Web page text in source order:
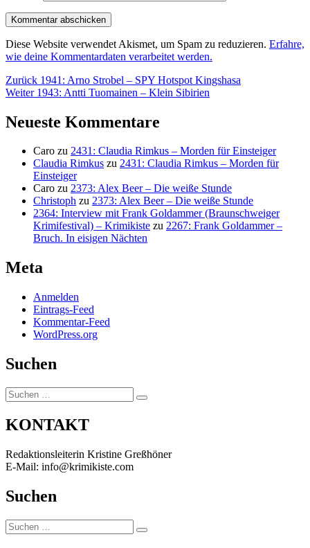
Diese Website verwendet Akismet, um Spam zu reduzieren. Erfahre,
wie deine Kommentardaten verarbeitet werden.
Beitragsnavigation
Zurück Vorheriger
Beitrag:
1941: Arno Strobel – SPY Hotspot Kingshasa
Weiter Nächster
1943: Antti Tuomainen – Klein Sibirien
Neueste Kommentare
Caro zu 2431: Claudia Rimkus – Morden für Einsteiger
Claudia Rimkus zu 2431: Claudia Rimkus – Morden für
Einsteiger
Caro zu 2373: Alex Beer – Die weiße Stunde
Christoph zu 2373: Alex Beer – Die weiße Stunde
2364: Interview mit Frank Goldammer (Braunschweiger
Krimifestival) – Krimikiste zu 2267: Frank Goldammer –
Bruch. In eisigen Nächten
Meta
Anmelden
Eintrags-Feed
Kommentar-Feed
WordPress.org
Suchen
Suchen
nach:
Suchen
KONTAKT
Redaktionsleiterin Kristine Greßhöner
E-Mail: info@krimikiste.com
Suchen
Suchen
nach:
Suchen